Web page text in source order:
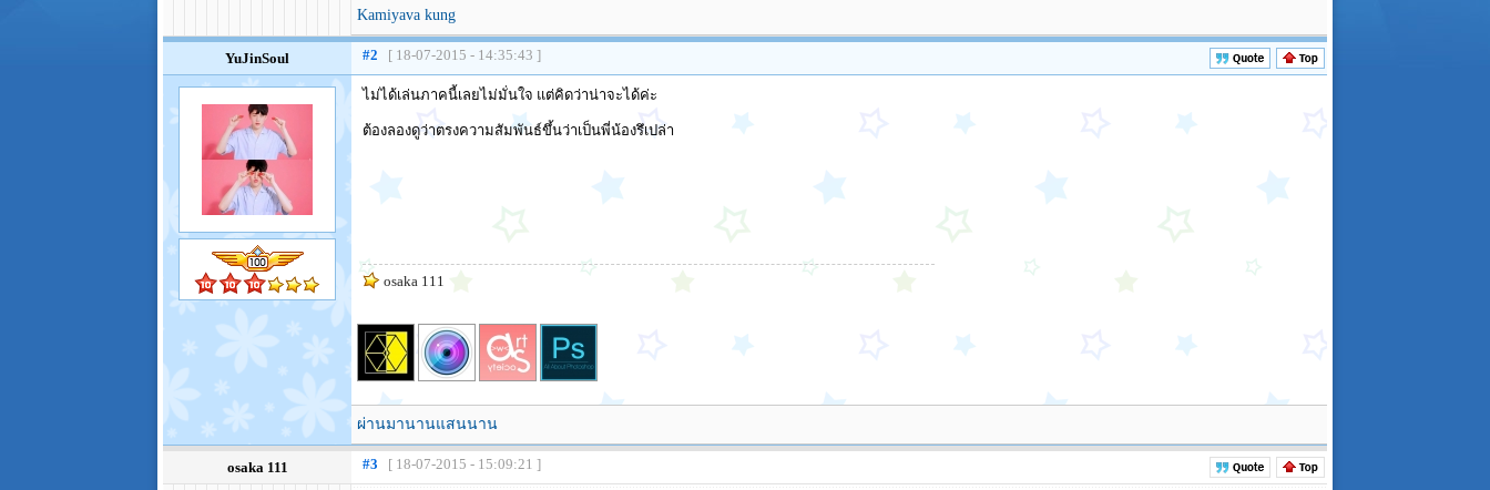
Kamiyava kung
YuJinSoul #2 [ 18-07-2015 - 14:35:43 ]
ไม่ได้เล่นภาคนี้เลยไม่มั่นใจ แต่คิดว่าน่าจะได้ค่ะ
ต้องลองดูว่าตรงความสัมพันธ์ขึ้นว่าเป็นพี่น้องรึเปล่า
osaka 111
ผ่านมานานแสนนาน
osaka 111 #3 [ 18-07-2015 - 15:09:21 ]